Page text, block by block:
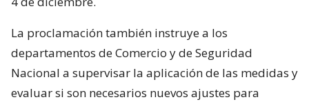
La proclamación también instruye a los
departamentos de Comercio y de Seguridad
Nacional a supervisar la aplicación de las medidas y
evaluar si son necesarios nuevos ajustes para